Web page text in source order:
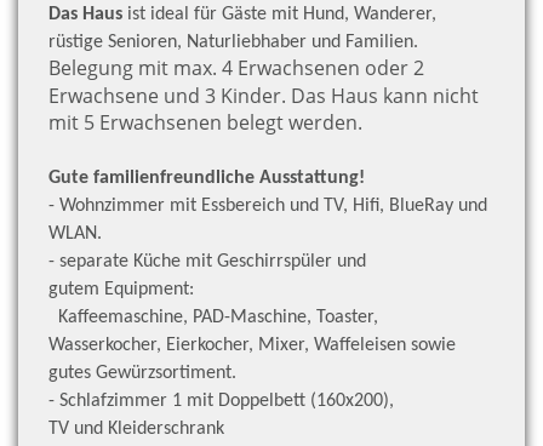
Das Haus ist ideal für Gäste mit Hund, Wanderer,
rüstige Senioren, Naturliebhaber und Familien.
Belegung mit max. 4 Erwachsenen oder 2
Erwachsene und 3 Kinder. Das Haus kann nicht
mit 5 Erwachsenen belegt werden.
Gute familienfreundliche Ausstattung!
- Wohnzimmer mit Essbereich und TV, Hifi, BlueRay und
WLAN.
- separate Küche mit Geschirrspüler und
gutem Equipment:
Kaffeemaschine, PAD-Maschine, Toaster,
Wasserkocher, Eierkocher, Mixer, Waffeleisen sowie
gutes Gewürzsortiment.
- Schlafzimmer 1 mit Doppelbett (160x200),
TV und Kleiderschrank